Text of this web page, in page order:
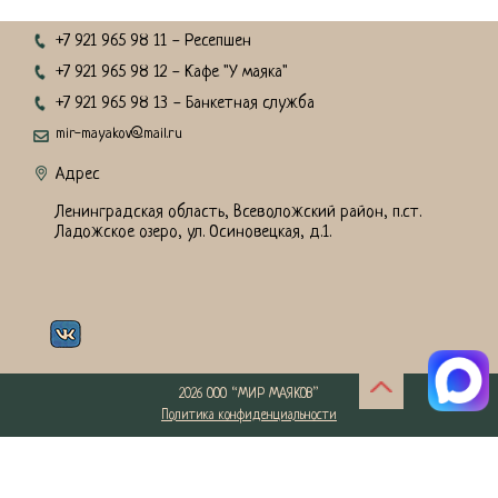
+7 921 965 98 11 - Ресепшен
+7 921 965 98 12 - Кафе "У маяка"
+7 921 965 98 13 - Банкетная служба
mir-mayakov@mail.ru
Адрес
Ленинградская область, Всеволожский район, п.ст.
Ладожское озеро, ул. Осиновецкая, д.1.
2026 ООО “МИР МАЯКОВ”
Политика конфиденциальности